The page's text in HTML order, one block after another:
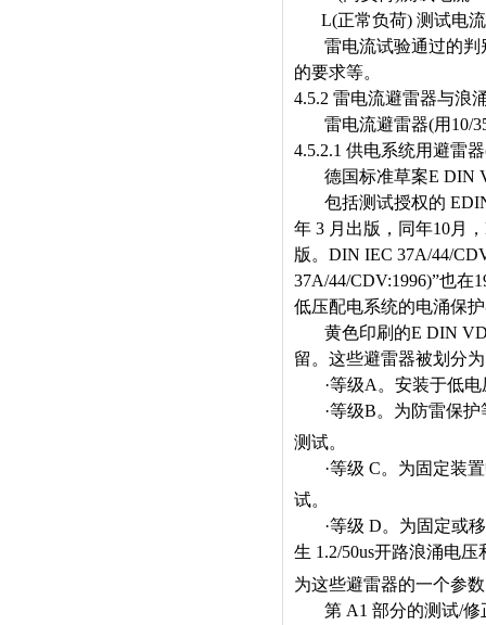
L(正常负荷) 测试电流
雷电流试验通过的
的要求等。
4.5.2 雷电流避雷器与浪
雷电流避雷器(用 10/
4.5.2.1 供电系统用避雷器
德国标准草案E DIN
包括测试授权的
年 3 月出版，同年10月，
版。 DIN IEC 37A/44/
37A/44/CDV:1996)”也在
低压配电系统的电涌保
黄色印刷的E DIN
留。这些避雷器被划分
·等级A 。安装于低
·等级B。为防雷保
测试。
·等级 C。为固定装
试。
·等级 D。为固定或
生 1.2/50us开路浪涌电压
为这些避雷器的一个参
第 A1 部分的测试/修